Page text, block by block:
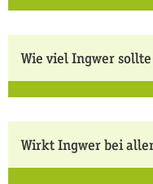
Wie viel Ingwer
Wirkt Ingwer bei